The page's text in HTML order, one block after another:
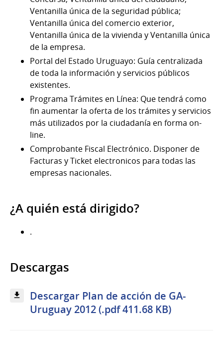
Ventanilla única de la seguridad pública;
Ventanilla única del comercio exterior,
Ventanilla única de la vivienda y Ventanilla única
de la empresa.
Portal del Estado Uruguayo: Guía centralizada
de toda la información y servicios públicos
existentes.
Programa Trámites en Línea: Que tendrá como
fin aumentar la oferta de los trámites y servicios
más utilizados por la ciudadanía en forma on-
line.
Comprobante Fiscal Electrónico. Disponer de
Facturas y Ticket electronicos para todas las
empresas nacionales.
¿A quién está dirigido?
.
Descargas
Descargar Plan de acción de GA-
Uruguay 2012 (.pdf 411.68 KB)